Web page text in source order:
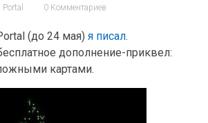
Portal 0 Комментариев
(до 24 мая)я писал.
дополнение-приквел:
картами.